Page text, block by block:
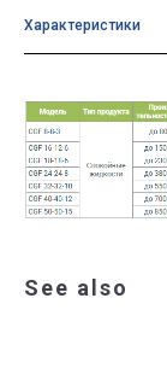
Характеристики
See also